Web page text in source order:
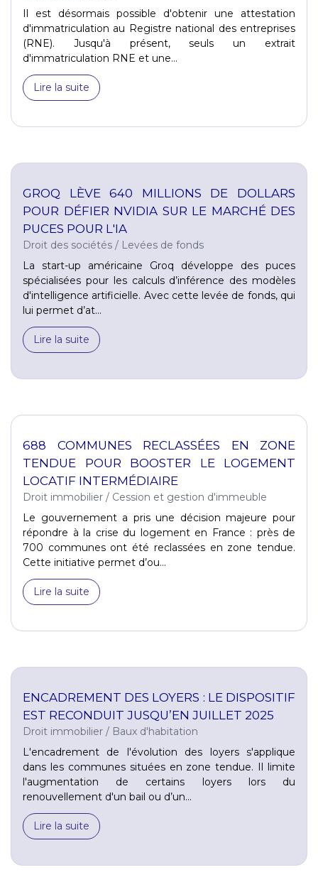
Il est désormais possible d'obtenir une attestation
d'immatriculation au Registre national des entreprises
(RNE). Jusqu'à présent, seuls un extrait
d'immatriculation RNE et une...
Lire la suite
GROQ LÈVE 640 MILLIONS DE DOLLARS
POUR DÉFIER NVIDIA SUR LE MARCHÉ DES
PUCES POUR L'IA
Droit des sociétés / Levées de fonds
La start-up américaine Groq développe des puces
spécialisées pour les calculs d’inférence des modèles
d'intelligence artificielle. Avec cette levée de fonds, qui
lui permet d’at...
Lire la suite
688 COMMUNES RECLASSÉES EN ZONE
TENDUE POUR BOOSTER LE LOGEMENT
LOCATIF INTERMÉDIAIRE
Droit immobilier / Cession et gestion d'immeuble
Le gouvernement a pris une décision majeure pour
répondre à la crise du logement en France : près de
700 communes ont été reclassées en zone tendue.
Cette initiative permet d’ou...
Lire la suite
ENCADREMENT DES LOYERS : LE DISPOSITIF
EST RECONDUIT JUSQU’EN JUILLET 2025
Droit immobilier / Baux d'habitation
L'encadrement de l'évolution des loyers s'applique
dans les communes situées en zone tendue. Il limite
l'augmentation de certains loyers lors du
renouvellement d'un bail ou d’un...
Lire la suite